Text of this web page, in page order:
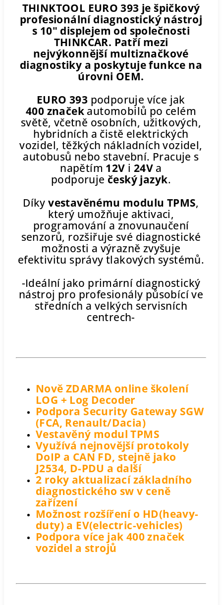
THINKTOOL EURO 393 je špičkový
profesionální diagnostický nástroj
s 10" displejem od společnosti
THINKCAR. Patří mezi
nejvýkonnější multiznačkové
diagnostiky a poskytuje funkce na
úrovni OEM.
EURO 393 podporuje více jak
400 značek automobilů po celém
světě, včetně osobních, užitkových,
hybridních a čistě elektrických
vozidel, těžkých nákladních vozidel,
autobusů nebo stavební. Pracuje s
napětím 12V i 24V a
podporuje český jazyk.
Díkyvestavěnému modulu TPMS,
který umožňuje aktivaci,
programování a znovunaučení
senzorů, rozšiřuje své diagnostické
možnosti a výrazně zvyšuje
efektivitu správy tlakových systémů.
-Ideální jako primární diagnostický
nástroj pro profesionály působící ve
středních a velkých servisních
centrech-
Nově ZDARMA online školení
LOG + Log Decoder
Podpora Security Gateway SGW
(FCA, Renault/Dacia)
Vestavěný modul TPMS
Využívá nejnovější protokoly
DoIP a CAN FD, stejně jako
J2534, D-PDU a další
2 roky aktualizací základního
diagnostického sw v ceně
zařízení
Možnost rozšíření o HD(heavy-
duty) a EV(electric-vehicles)
Podpora více jak 400 značek
vozidel a strojů